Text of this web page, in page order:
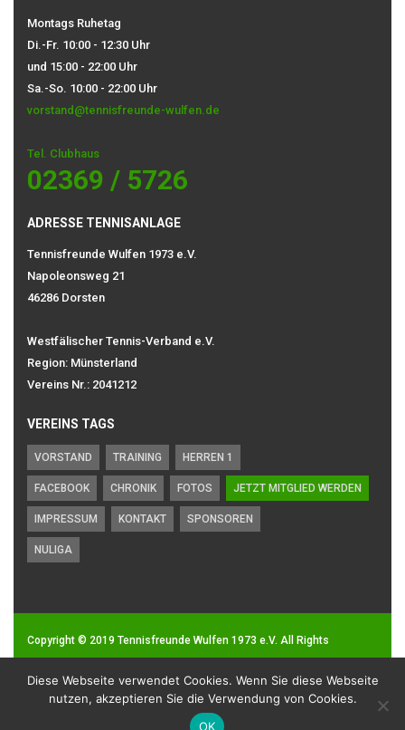
Montags Ruhetag
Di.-Fr. 10:00 - 12:30 Uhr
und 15:00 - 22:00 Uhr
Sa.-So. 10:00 - 22:00 Uhr
vorstand@tennisfreunde-wulfen.de
Tel. Clubhaus
02369 / 5726
ADRESSE TENNISANLAGE
Tennisfreunde Wulfen 1973 e.V.
Napoleonsweg 21
46286 Dorsten
Westfälischer Tennis-Verband e.V.
Region: Münsterland
Vereins Nr.: 2041212
VEREINS TAGS
VORSTAND TRAINING HERREN 1
FACEBOOK CHRONIK FOTOS JETZT MITGLIED WERDEN
IMPRESSUM KONTAKT SPONSOREN
NULIGA
Copyright © 2019 Tennisfreunde Wulfen 1973 e.V. All Rights
Impressum| Datenschutz
Diese Webseite verwendet Cookies. Wenn Sie diese Webseite
nutzen, akzeptieren Sie die Verwendung von Cookies.
OK